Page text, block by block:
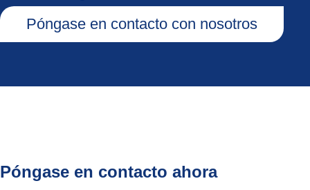
Póngase en contacto con nosotros
Póngase en contacto ahora